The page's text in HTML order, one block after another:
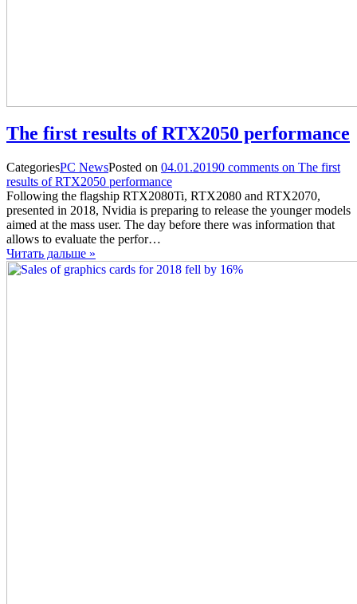
The first results of RTX2050 performance
CategoriesPC NewsPosted on 04.01.20190 comments on The first
results of RTX2050 performance
Following the flagship RTX2080Ti, RTX2080 and RTX2070,
presented in 2018, Nvidia is preparing to release the younger models
aimed at the mass user. The day before there was information that
allows to evaluate the perfor…
Читать дальше »